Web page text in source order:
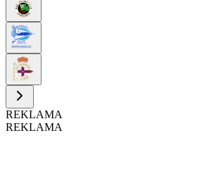
REKLAMA
REKLAMA